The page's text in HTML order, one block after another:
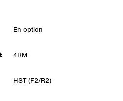
En option
4RM
HST (F2/R2)